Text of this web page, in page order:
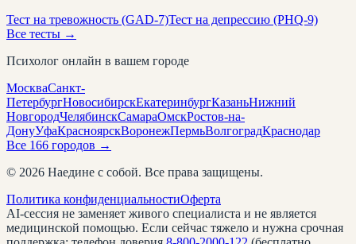
Тест на тревожность (GAD-7)Тест на депрессию (PHQ-9)
Все тесты →
Психолог онлайн в вашем городе
МоскваСанкт-
ПетербургНовосибирскЕкатеринбургКазаньНижний
НовгородЧелябинскСамараОмскРостов-на-
ДонуУфаКрасноярскВоронежПермьВолгоградКраснодар
Все 166 городов →
© 2026 Наедине с собой. Все права защищены.
Политика конфиденциальностиОферта
AI-сессия не заменяет живого специалиста и не является
медицинской помощью. Если сейчас тяжело и нужна срочная